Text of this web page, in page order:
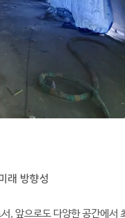
래 방향성
, 앞으로도 다양한 공간에서